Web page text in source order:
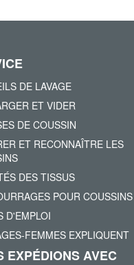
DE LAVAGE
ET VIDER
DE COUSSIN
ET RECONNAÎTRE LES
DES TISSUS
POUR COUSSINS
D'EMPLOI
FEMMES EXPLIQUENT
EXPÉDIONS AVEC